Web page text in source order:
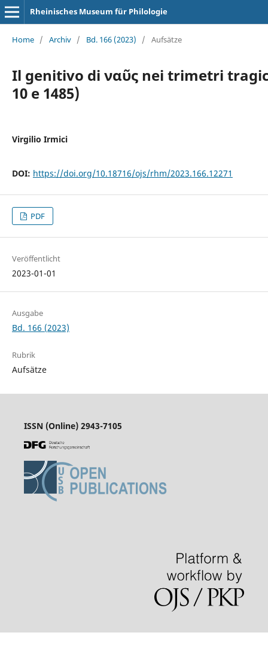
Rheinisches Museum für Philologie
Home / Archiv / Bd. 166 (2023) / Aufsätze
Il genitivo di ναῦς nei trimetri
10 e 1485)
Virgilio Irmici
DOI: https://doi.org/10.18716/ojs/rhm/2023.166.12271
PDF
Veröffentlicht
2023-01-01
Ausgabe
Bd. 166 (2023)
Rubrik
Aufsätze
ISSN (Online) 2943-7105